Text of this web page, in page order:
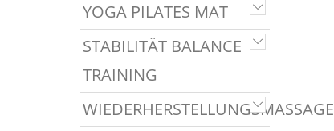
YOGA PILATES MAT
STABILITÄT BALANCE
TRAINING
WIEDERHERSTELLUNGSMASSAGE